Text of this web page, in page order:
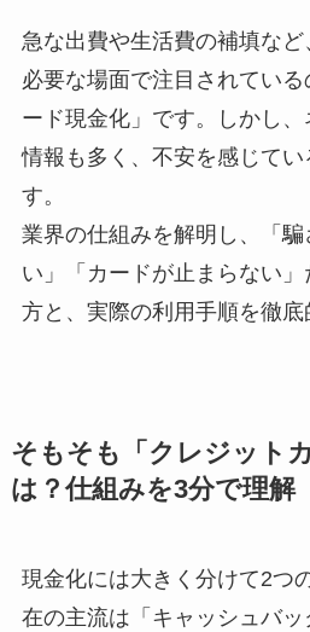
急な出費や生活費の補填な
必要な場面で注目されてい
ード現金化」です。しかし
情報も多く、不安を感じて
す。
業界の仕組みを解明し、「
い」「カードが止まらない
方と、実際の利用手順を徹底
そもそも「クレジット
は？仕組みを3分で理解
現金化には大きく分けて2つ
在の主流は「キャッシュバ